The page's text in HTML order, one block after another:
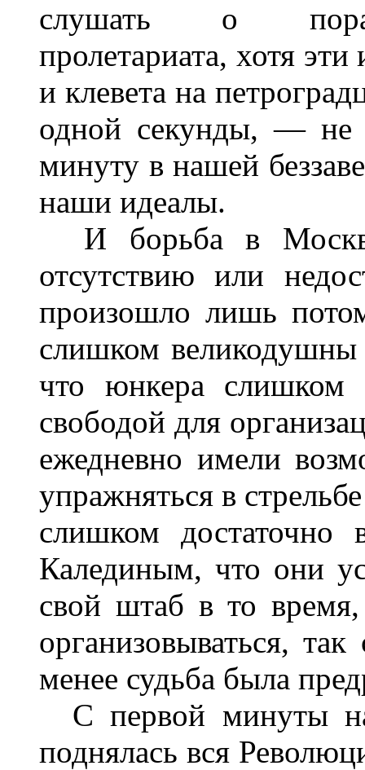
слушать о
пролетариата, хотя
и клевета на
одной секунды, — не
минуту в нашей
наши идеалы.
И борьба в Москве
отсутствию или
произошло лишь
слишком
что юнкера слишком
свободой для
ежедневно имели
упражняться в
слишком достаточно
Калединым, что они
свой штаб в то
организовываться,
менее судьба была
С первой минуты на
поднялась вся